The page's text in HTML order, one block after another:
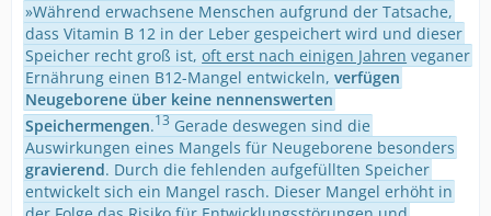
»Während erwachsene Menschen aufgrund der Tatsache,
dass Vitamin B 12 in der Leber gespeichert wird und dieser
Speicher recht groß ist,oft erst nach einigen Jahren veganer
Ernährung einen B12-Mangel entwickeln,verfügen
Neugeborene über keine nennenswerten
Speichermengen.13 Gerade deswegen sind die
Auswirkungen eines Mangels für Neugeborene besonders
gravierend. Durch die fehlenden aufgefüllten Speicher
entwickelt sich ein Mangel rasch. Dieser Mangel erhöht in